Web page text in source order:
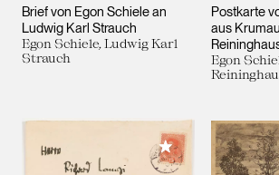
Brief von Egon Schiele an
Ludwig Karl Strauch
Egon Schiele, Ludwig Karl
Strauch
Postkarte
aus
Egon
Meiner Sammlung